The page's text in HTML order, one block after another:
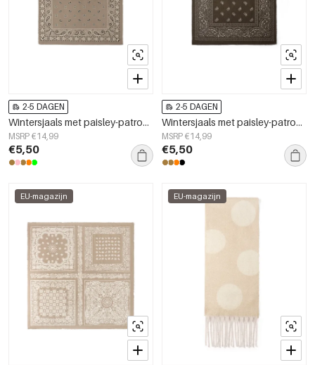
2-5 DAGEN
Wintersjaals met paisley-patroon, casual, polyester, dagelijkse accessoires
MSRP €14,99
€5,50
2-5 DAGEN
Wintersjaals met paisley-patroon, klassiek polyester, dagelijkse accessoires
MSRP €14,99
€5,50
EU-magazijn EU-magazijn